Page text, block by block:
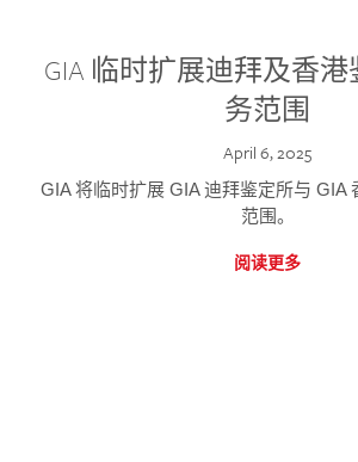
GIA 临时扩展迪拜及香
务范围
April 6, 2025
GIA 将临时扩展 GIA 迪拜鉴定所与 GIA
范围。
阅读更多